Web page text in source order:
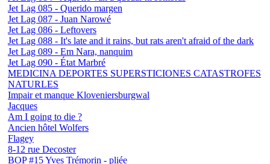
Jet Lag 085 - Querido margen
Jet Lag 087 - Juan Narowé
Jet Lag 086 - Leftovers
Jet Lag 088 - It's late and it rains, but rats aren't afraid of the dark
Jet Lag 089 - Em Nara, nanquim
Jet Lag 090 - État Marbré
MEDICINA DEPORTES SUPERSTICIONES CATASTROFES
NATURLES
Impair et manque Kloveniersburgwal
Jacques
Am I going to die ?
Ancien hôtel Wolfers
Flagey
8-12 rue Decoster
BOP #15 Yves Trémorin - pliée